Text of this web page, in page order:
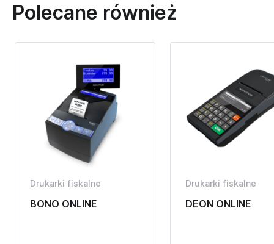
Polecane również
Drukarki fiskalne
BONO ONLINE
Drukarki fiskalne
DEON ONLINE